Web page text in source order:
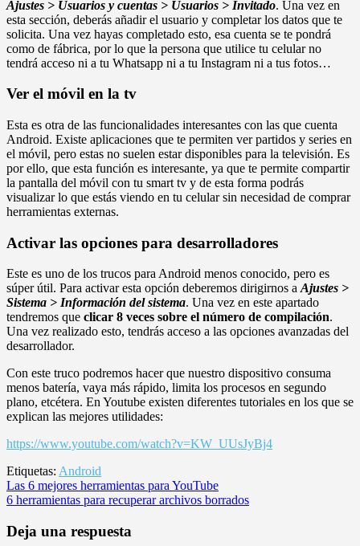
Ajustes > Usuarios y cuentas > Usuarios > Invitado. Una vez en
esta sección, deberás añadir el usuario y completar los datos que te
solicita. Una vez hayas completado esto, esa cuenta se te pondrá
como de fábrica, por lo que la persona que utilice tu celular no
tendrá acceso ni a tu Whatsapp ni a tu Instagram ni a tus fotos…
Ver el móvil en la tv
Esta es otra de las funcionalidades interesantes con las que cuenta
Android. Existe aplicaciones que te permiten ver partidos y series en
el móvil, pero estas no suelen estar disponibles para la televisión. Es
por ello, que esta función es interesante, ya que te permite compartir
la pantalla del móvil con tu smart tv y de esta forma podrás
visualizar lo que estás viendo en tu celular sin necesidad de comprar
herramientas externas.
Activar las opciones para desarrolladores
Este es uno de los trucos para Android menos conocido, pero es
súper útil. Para activar esta opción deberemos dirigirnos aAjustes >
Sistema > Información del sistema. Una vez en este apartado
tendremos que clicar 8 veces sobre el número de compilación.
Una vez realizado esto, tendrás acceso a las opciones avanzadas del
desarrollador.
Con este truco podremos hacer que nuestro dispositivo consuma
menos batería, vaya más rápido, limita los procesos en segundo
plano, etcétera. En Youtube existen diferentes tutoriales en los que se
explican las mejores utilidades:
https://www.youtube.com/watch?v=KW_UUsJyBj4
Etiquetas: Android
Navegación
de
entradas
Las 6 mejores herramientas para YouTube
6 herramientas para recuperar archivos borrados
Deja una respuesta